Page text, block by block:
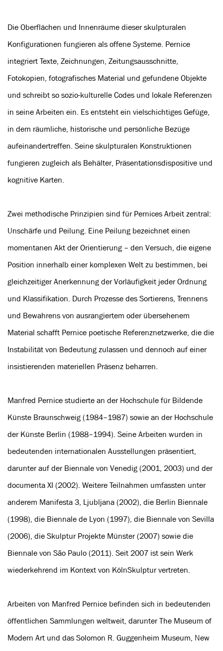
Die Oberflächen und Innenräume dieser skulpturalen
Konfigurationen fungieren als offene Systeme. Pernice
integriert Texte, Zeichnungen, Zeitungsausschnitte,
Fotokopien, fotografisches Material und gefundene Objekte
und schreibt so sozio-kulturelle Codes und lokale Referenzen
in seine Arbeiten ein. Es entsteht ein vielschichtiges Gefüge,
in dem räumliche, historische und persönliche Bezüge
aufeinandertreffen. Seine skulpturalen Konstruktionen
fungieren zugleich als Behälter, Präsentationsdispositive und
kognitive Karten.
Zwei methodische Prinzipien sind für Pernices Arbeit zentral:
Unschärfe und Peilung. Eine Peilung bezeichnet einen
momentanen Akt der Orientierung – den Versuch, die eigene
Position innerhalb einer komplexen Welt zu bestimmen, bei
gleichzeitiger Anerkennung der Vorläufigkeit jeder Ordnung
und Klassifikation. Durch Prozesse des Sortierens, Trennens
und Bewahrens von ausrangiertem oder übersehenem
Material schafft Pernice poetische Referenznetzwerke, die die
Instabilität von Bedeutung zulassen und dennoch auf einer
insistierenden materiellen Präsenz beharren.
Manfred Pernice studierte an der Hochschule für Bildende
Künste Braunschweig (1984–1987) sowie an der Hochschule
der Künste Berlin (1988–1994). Seine Arbeiten wurden in
bedeutenden internationalen Ausstellungen präsentiert,
darunter auf der Biennale von Venedig (2001, 2003) und der
documenta XI (2002). Weitere Teilnahmen umfassten unter
anderem Manifesta 3, Ljubljana (2002), die Berlin Biennale
(1998), die Biennale de Lyon (1997), die Biennale von Sevilla
(2006), die Skulptur Projekte Münster (2007) sowie die
Biennale von São Paulo (2011). Seit 2007 ist sein Werk
wiederkehrend im Kontext von KölnSkulptur vertreten.
Arbeiten von Manfred Pernice befinden sich in bedeutenden
öffentlichen Sammlungen weltweit, darunter The Museum of
Modern Art und das Solomon R. Guggenheim Museum, New